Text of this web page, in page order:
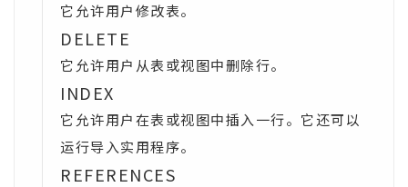
它允许用户修改表。
DELETE
它允许用户从表或视图中删除行。
INDEX
它允许用户在表或视图中插入一行。它还可以
运行导入实用程序。
REFERENCES